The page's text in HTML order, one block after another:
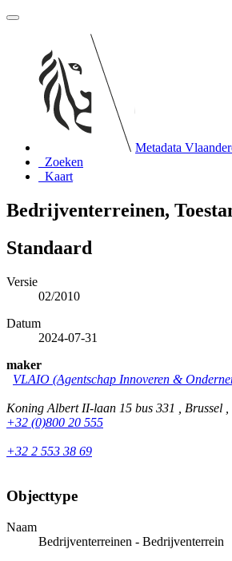
Metadata
Zoeken
Kaart
Bedrijventerreinen,
Standaard
Versie
02/2010
Datum
2024-07-31
maker
VLAIO (Agentschap Innoveren &
Koning Albert II-laan 15 bus 331 , Brussel
+32 (0)800 20 555
+32 2 553 38 69
Objecttype
Naam
Bedrijventerreinen - Bedrijventerrein